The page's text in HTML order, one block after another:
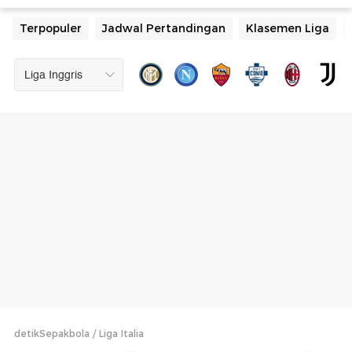
Terpopuler Jadwal Pertandingan Klasemen Liga
detikSepakbola Liga Italia